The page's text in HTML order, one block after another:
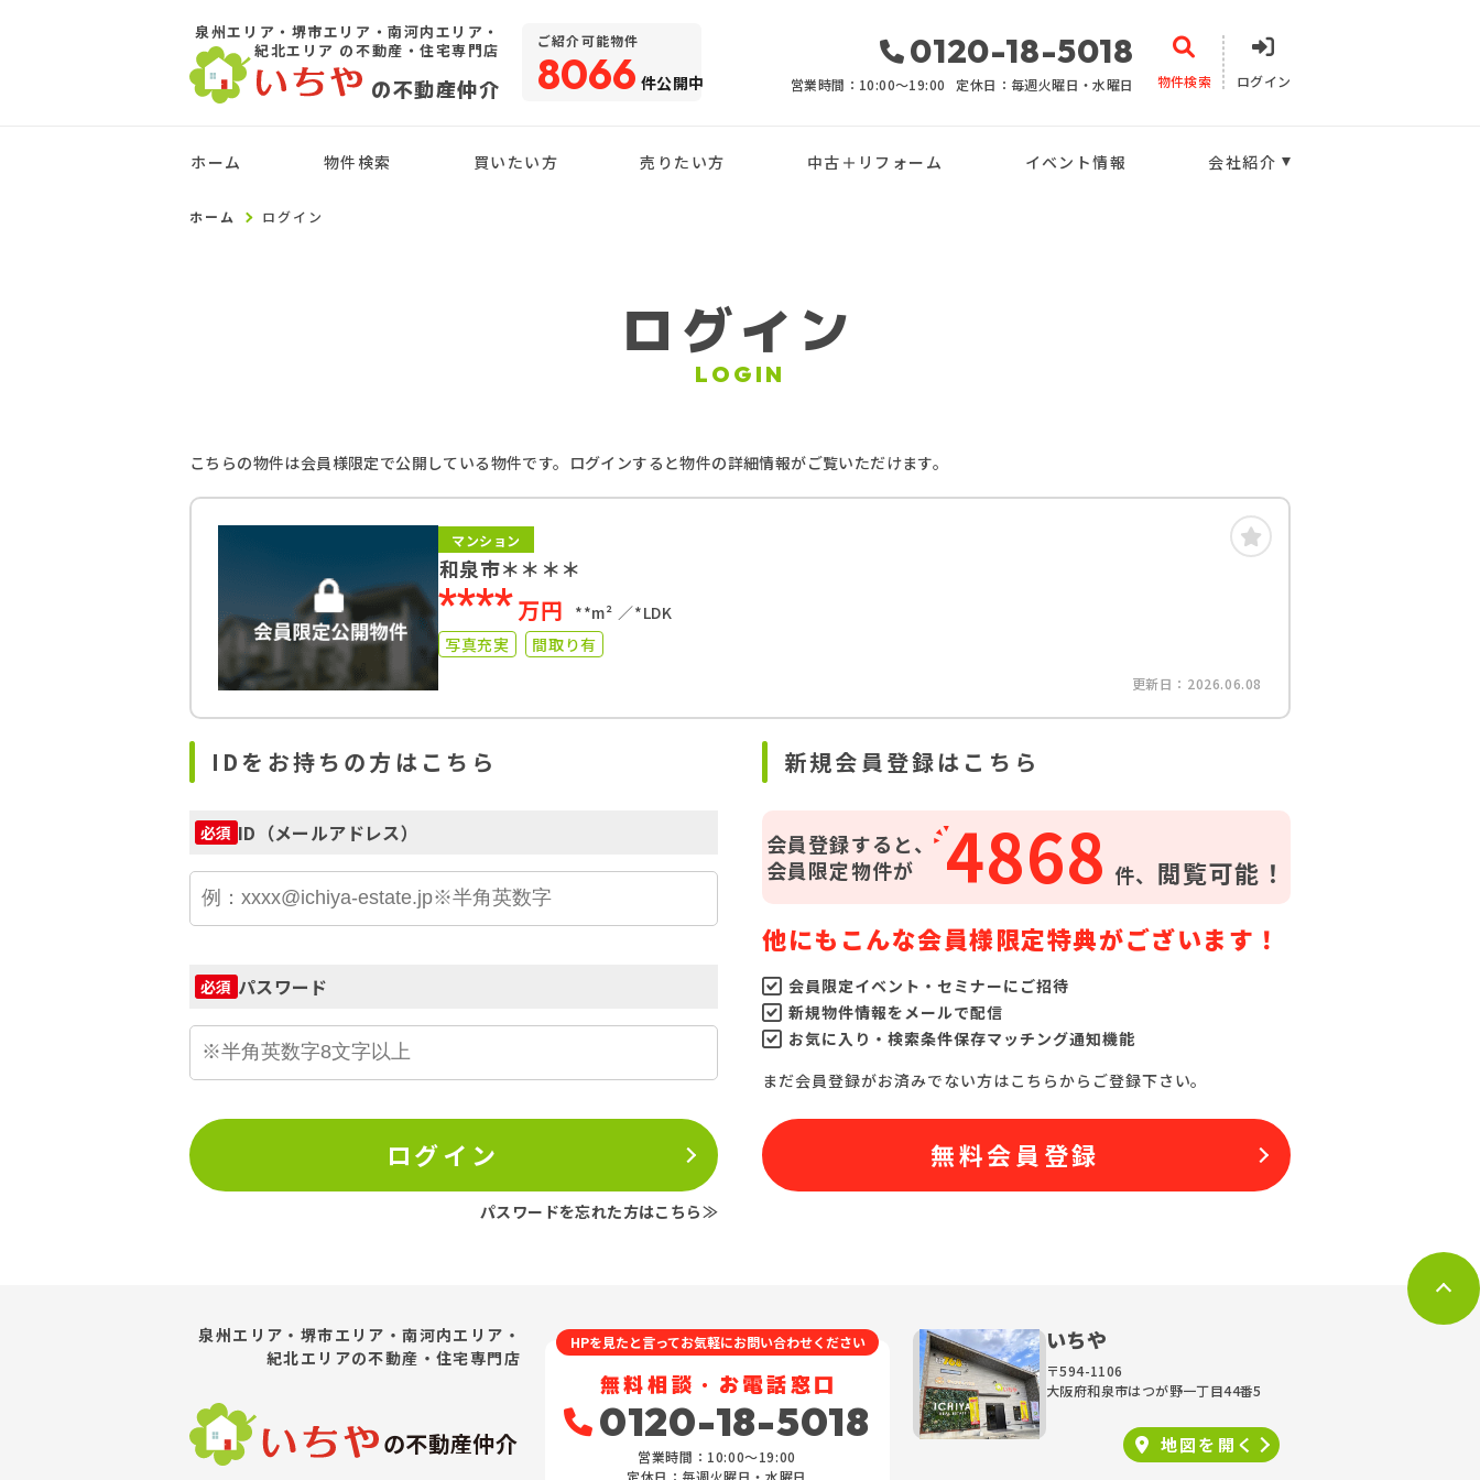
泉州エリア・堺市エリア・南河内エリア・
紀北エリア の不動産・住宅専門店
の不動産仲介
ご紹介可能物件
8066 件公開中
0120-18-5018
営業時間：10:00〜19:00 定休日：毎週火曜日・水曜日 物件検索 ログイン
ホーム 物件検索 買いたい方 売りたい方 中古＋リフォーム イベント情報 会社紹介
ホーム ログイン
ログイン
LOGIN
こちらの物件は会員様限定で公開している物件です。ログインすると物件の詳細情報がご覧いただけます。
マンション
和泉市＊＊＊＊
****万円 **m²
*LDK
写真充実
間取り有
更新日：2026.06.08
IDをお持ちの方はこちら
必須 ID（メールアドレス）
必須 パスワード
ログイン
パスワードを忘れた方はこちら≫
新規会員登録はこちら
会員登録すると、
会員限定物件が
4868 件、 閲覧可能！
他にもこんな会員様限定特典がございます！
会員限定イベント・セミナーにご招待
新規物件情報をメールで配信
お気に入り・検索条件保存マッチング通知機能
まだ会員登録がお済みでない方はこちらからご登録下さい。
無料会員登録
泉州エリア・堺市エリア・南河内エリア・
紀北エリアの不動産・住宅専門店
の不動産仲介
HPを見たと言ってお気軽にお問い合わせください
無料相談・お電話窓口
0120-18-5018
営業時間：10:00〜19:00
いちや
〒594-1106
大阪府和泉市はつが野一丁目44番5
地図を 開く